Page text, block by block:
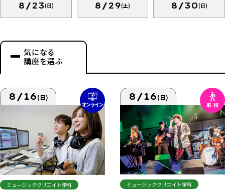
8/23(日) 8/29(土) 8/30(日)
気になる
講座を選ぶ
8/16(日)
ミュージッククリエイト学科
8/16(日)
ミュージッククリエイト学科